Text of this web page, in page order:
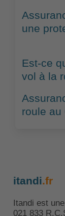
une
Est-ce
vol à la
roule au
itandi.fr
Itandi est
021 833